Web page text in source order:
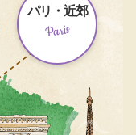
パリ・近郊
Paris